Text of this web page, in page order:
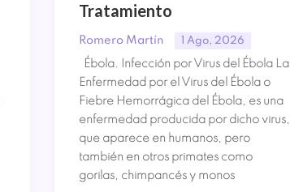
Tratamiento
Romero Martín 1 Ago, 2026
Ébola. Infección por Virus del Ébola La
Enfermedad por el Virus del Ébola o
Fiebre Hemorrágica del Ébola, es una
enfermedad producida por dicho virus,
que aparece en humanos, pero
también en otros primates como
gorilas, chimpancés y monos